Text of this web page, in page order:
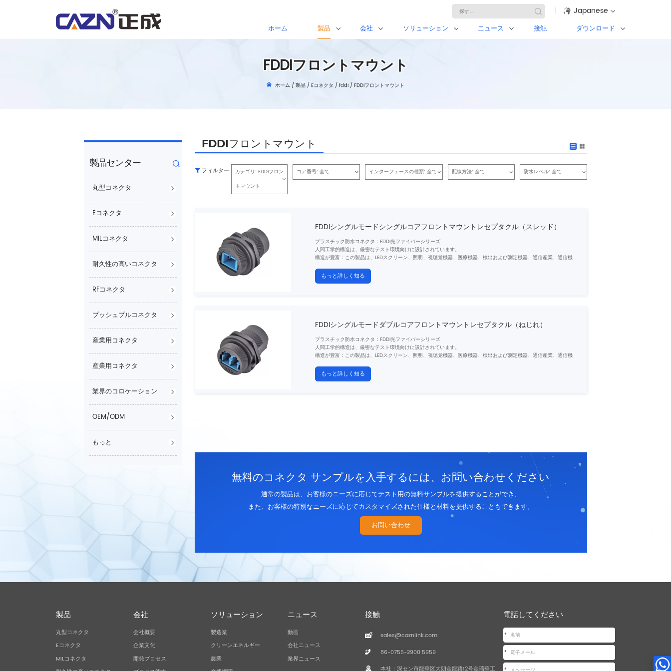
Japanese
ホーム 製品 会社 ソリューション ニュース 接触 ダウンロード
FDDIフロントマウント
ホーム /製品/Eコネクタ /fddi/FDDIフロントマウント
製品センター
丸型コネクタ
Eコネクタ
MILコネクタ
耐久性の高いコネクタ
RFコネクタ
プッシュプルコネクタ
産業用コネクタ
産業用コネクタ
業界のコロケーション
OEM/ODM
もっと
FDDIフロントマウント
フィルター カテゴリ: FDDIフロン
トマウント
コア番号: 全て インターフェースの種類: 全て 配線方法: 全て 防水レベル: 全て
FDDIシングルモードシングルコアフロントマウントレセプタクル（スレッド）
プラスチック防水コネクタ：FDDI光ファイバーシリーズ
人間工学的構造は、厳密なテスト環境向けに設計されています。
構造が豊富：この製品は、LEDスクリーン、照明、視聴覚機器、医療機器、検出および測定機器、通信産業、通信機
PBT材料ハウジング、安定した電気性能、高強度圧力抵抗、高温抵抗、爆発、耐性耐性、環境の変化に効果的に反応し
ます。
もっと詳しく知る
FDDIシングルモードダブルコアフロントマウントレセプタクル（ねじれ）
プラスチック防水コネクタ：FDDI光ファイバーシリーズ
人間工学的構造は、厳密なテスト環境向けに設計されています。
構造が豊富：この製品は、LEDスクリーン、照明、視聴覚機器、医療機器、検出および測定機器、通信産業、通信機
PBT材料ハウジング、安定した電気性能、高強度圧力抵抗、高温抵抗、爆発、耐性耐性、環境の変化に効果的に反応し
ます。
もっと詳しく知る
無料のコネクタ サンプルを入手するには、お問い合わせください
通常の製品は、お客様のニーズに応じてテスト用の無料サンプルを提供することができ、
また、お客様の特別なニーズに応じてカスタマイズされた仕様と材料を提供することもできます。
お問い合わせ
製品
丸型コネクタ
Eコネクタ
MILコネクタ
会社
会社概要
企業文化
開発プロセス
ソリューション
製造業
クリーンエネルギー
農業
ニュース
動画
会社ニュース
業界ニュース
接触
sales@caznlink.com
86-0755-2900 5959
本社：深セン市龍華区大朗金龍路12号金瑞華工
電話してください
*
*